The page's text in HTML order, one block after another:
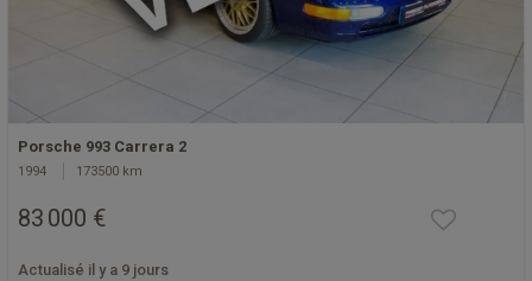
Porsche 993 Carrera 2
1994 173500 km
83 000 €
Actualisé il y a 9 jours